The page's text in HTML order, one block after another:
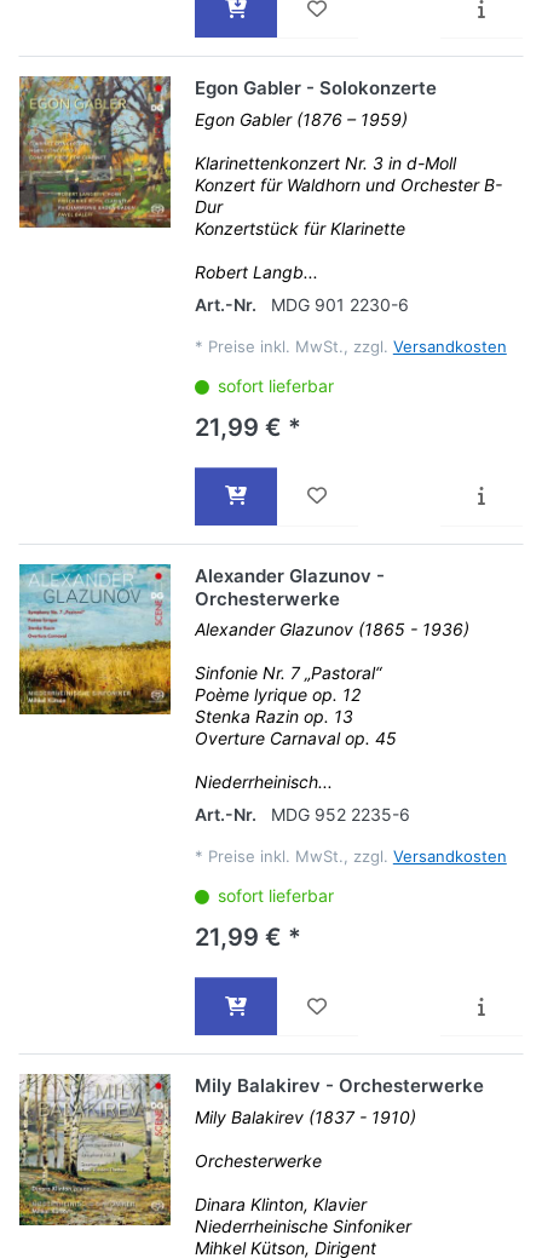
Egon Gabler - Solokonzerte
Egon Gabler (1876 – 1959)
Klarinettenkonzert Nr. 3 in d-Moll
Konzert für Waldhorn und Orchester B-
Dur
Konzertstück für Klarinette
Robert Langb...
Art.-Nr.
MDG 901 2230-6
* Preise inkl. MwSt., zzgl. Versandkosten
sofort lieferbar
21,99 € *
Alexander Glazunov -
Orchesterwerke
Alexander Glazunov (1865 - 1936)
Sinfonie Nr. 7 „Pastoral“
Poème lyrique op. 12
Stenka Razin op. 13
Overture Carnaval op. 45
Niederrheinisch...
Art.-Nr.
MDG 952 2235-6
* Preise inkl. MwSt., zzgl. Versandkosten
sofort lieferbar
21,99 € *
Mily Balakirev - Orchesterwerke
Mily Balakirev (1837 - 1910)
Orchesterwerke
Dinara Klinton, Klavier
Niederrheinische Sinfoniker
Mihkel Kütson, Dirigent